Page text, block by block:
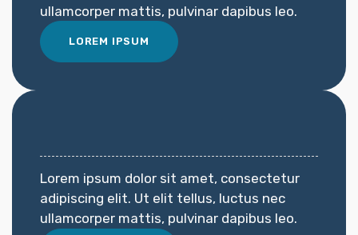
ullamcorper mattis, pulvinar dapibus leo.
LOREM IPSUM
Lorem ipsum dolor sit amet, consectetur
adipiscing elit. Ut elit tellus, luctus nec
ullamcorper mattis, pulvinar dapibus leo.